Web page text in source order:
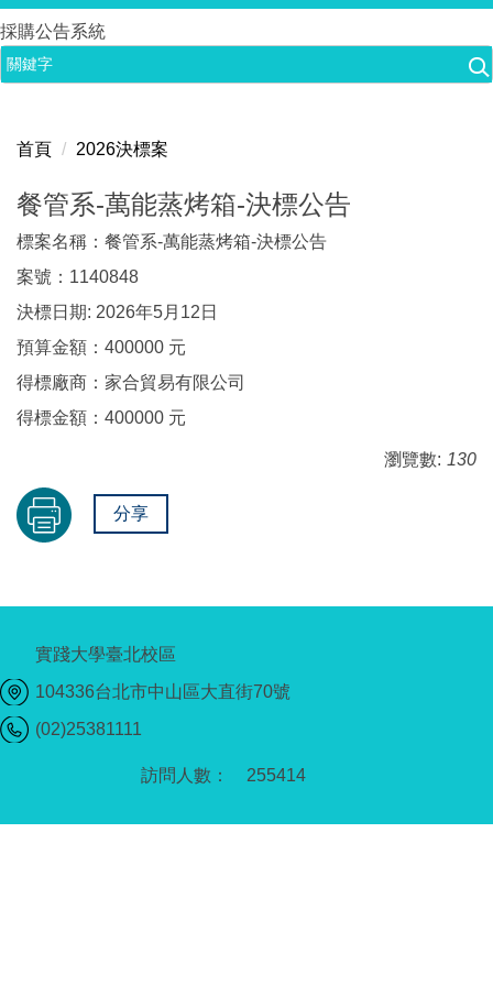
跳
到
主
容
採購公告系統
首頁 2026決標案
餐管系-萬能蒸烤箱-決標公告
標案名稱：餐管系-萬能蒸烤箱-決標公告
案號：1140848
決標日期: 2026年5月12日
預算金額：400000 元
得標廠商：家合貿易有限公司
得標金額：400000 元
瀏覽數: 130
分享
255414
實踐大學臺北校區
104336台北市中山區大直街70號
(02)25381111